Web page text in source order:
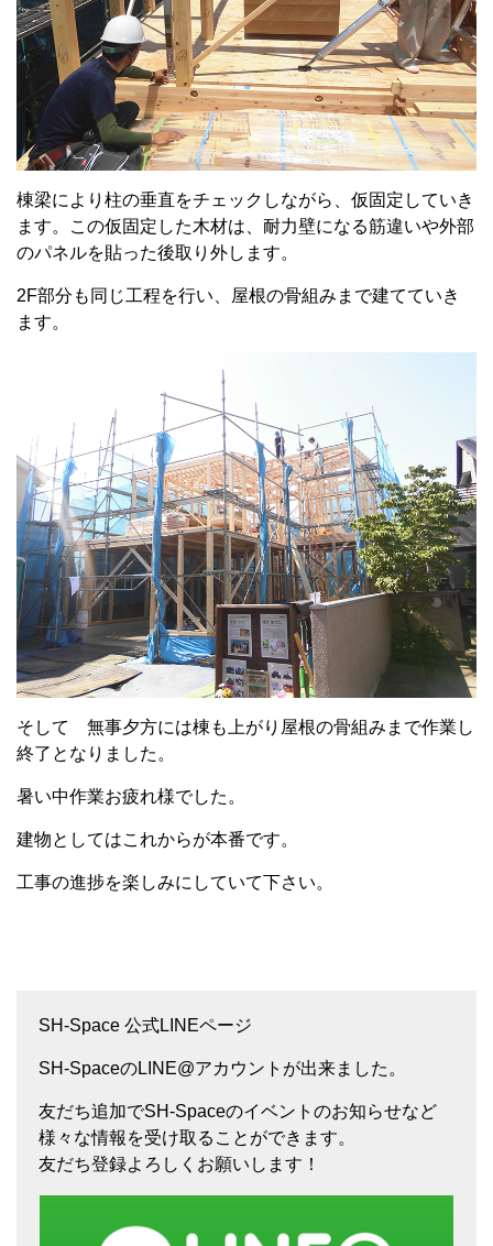
棟梁により柱の垂直をチェックしながら、仮固定していき
ます。この仮固定した木材は、耐力壁になる筋違いや外部
のパネルを貼った後取り外します。
2F部分も同じ工程を行い、屋根の骨組みまで建てていき
ます。
そして 無事夕方には棟も上がり屋根の骨組みまで作業し
終了となりました。
暑い中作業お疲れ様でした。
建物としてはこれからが本番です。
工事の進捗を楽しみにしていて下さい。
SH-Space 公式LINEページ
SH-SpaceのLINE@アカウントが出来ました。
友だち追加でSH-Spaceのイベントのお知らせなど
様々な情報を受け取ることができます。
友だち登録よろしくお願いします！